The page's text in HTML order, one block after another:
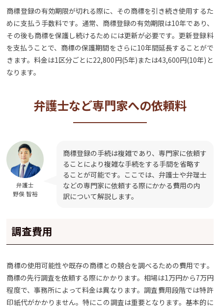
商標登録の有効期限が切れる際に、その商標を引き続き使用するた
めに支払う手数料です。通常、商標登録の有効期限は10年であり、
その後も商標を保護し続けるためには更新が必要です。更新登録料
を支払うことで、商標の保護期間をさらに10年間延長することがで
きます。料金は1区分ごとに22,800円(5年)または43,600円(10年)と
なります。
弁護士など専門家への依頼料
弁護士
野俣 智裕
商標登録の手続は複雑であり、専門家に依頼す
ることにより複雑な手続をする手間を省略す
ることが可能です。ここでは、弁護士や弁理士
などの専門家に依頼する際にかかる費用の内
訳について解説します。
調査費用
商標の使用可能性や既存の商標との競合を調べるための費用です。
商標の先行調査を依頼する際にかかります。相場は1万円から7万円
程度で、事務所によって料金は異なります。調査費用段階では特許
印紙代がかかりません。特にこの調査は重要となります。基本的に